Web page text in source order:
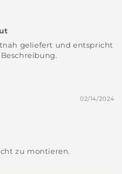
geliefert und entspricht
02/14/2024
zu montieren.